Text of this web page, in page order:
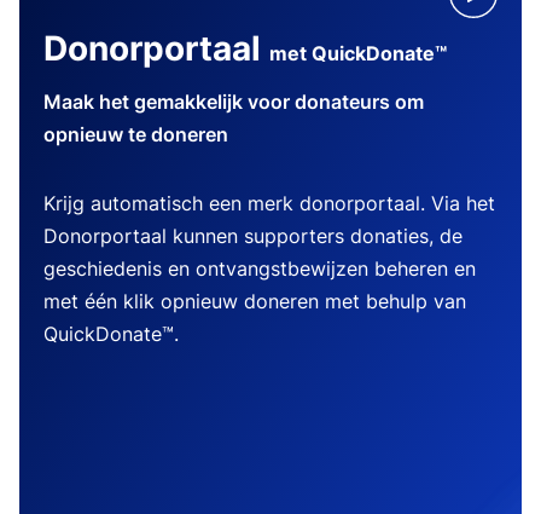
Donorportaal met QuickDonate™
Maak het gemakkelijk voor donateurs om
opnieuw te doneren
Krijg automatisch een merk donorportaal. Via het
Donorportaal kunnen supporters donaties, de
geschiedenis en ontvangstbewijzen beheren en
met één klik opnieuw doneren met behulp van
QuickDonate™.